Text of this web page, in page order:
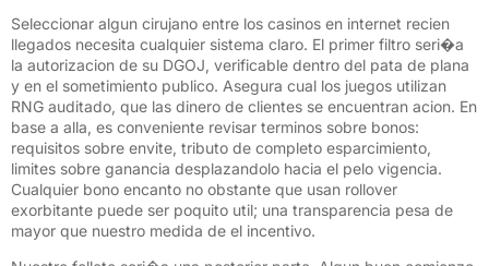
Seleccionar algun cirujano entre los casinos en internet recien
llegados necesita cualquier sistema claro. El primer filtro seri�a
la autorizacion de su DGOJ, verificable dentro del pata de plana
y en el sometimiento publico. Asegura cual los juegos utilizan
RNG auditado, que las dinero de clientes se encuentran acion. En
base a alla, es conveniente revisar terminos sobre bonos:
requisitos sobre envite, tributo de completo esparcimiento,
limites sobre ganancia desplazandolo hacia el pelo vigencia.
Cualquier bono encanto no obstante que usan rollover
exorbitante puede ser poquito util; una transparencia pesa de
mayor que nuestro medida de el incentivo.